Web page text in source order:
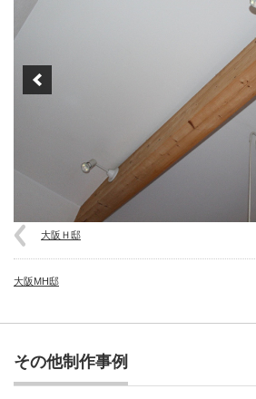
大阪Ｈ邸
大阪MH邸
その他制作事例